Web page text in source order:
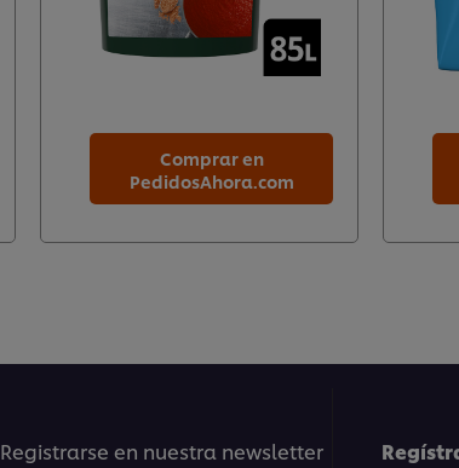
Comprar en
PedidosAhora.com
Registrarse en nuestra newsletter